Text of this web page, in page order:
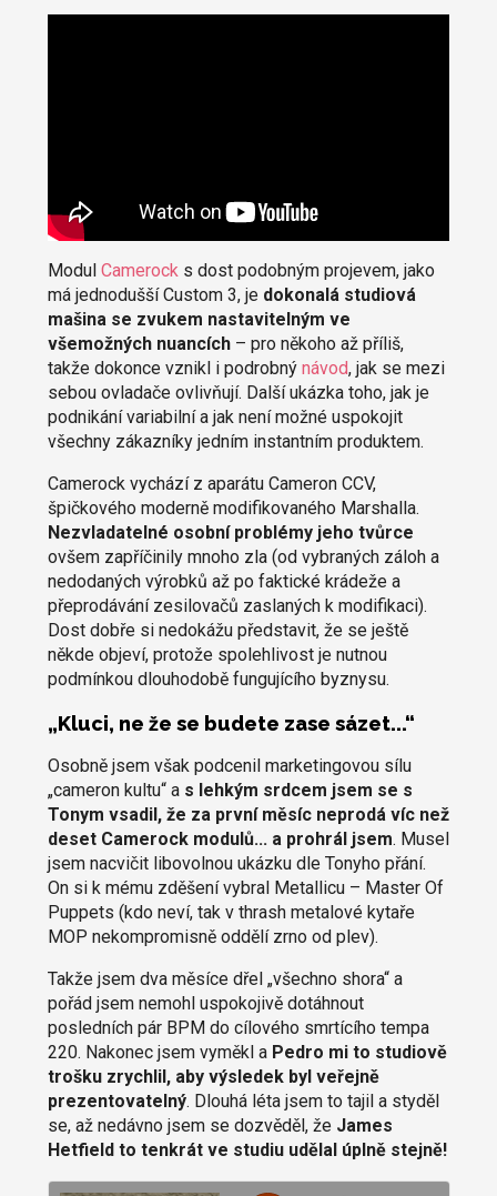
Modul Camerocks dost podobným projevem, jako
má jednodušší Custom 3, je dokonalá studiová
mašina se zvukem nastavitelným ve
všemožných nuancích– pro někoho až příliš,
takže dokonce vznikl i podrobný návod, jak se mezi
sebou ovladače ovlivňují. Další ukázka toho, jak je
podnikání variabilní a jak není možné uspokojit
všechny zákazníky jedním instantním produktem.
Camerock vychází z aparátu Cameron CCV,
špičkového moderně modifikovaného Marshalla.
Nezvladatelné osobní problémy jeho tvůrce
ovšem zapříčinily mnoho zla (od vybraných záloh a
nedodaných výrobků až po faktické krádeže a
přeprodávání zesilovačů zaslaných k modifikaci).
Dost dobře si nedokážu představit, že se ještě
někde objeví, protože spolehlivost je nutnou
podmínkou dlouhodobě fungujícího byznysu.
„Kluci, ne že se budete zase sázet...“
Osobně jsem však podcenil marketingovou sílu
„cameron kultu“ a s lehkým srdcem jsem se s
Tonym vsadil, že za první měsíc neprodá víc než
deset Camerock modulů... a prohrál jsem. Musel
jsem nacvičit libovolnou ukázku dle Tonyho přání.
On si k mému zděšení vybral Metallicu – Master Of
Puppets (kdo neví, tak v thrash metalové kytaře
MOP nekompromisně oddělí zrno od plev).
Takže jsem dva měsíce dřel „všechno shora“ a
pořád jsem nemohl uspokojivě dotáhnout
posledních pár BPM do cílového smrtícího tempa
220. Nakonec jsem vyměkl a Pedro mi to studiově
trošku zrychlil, aby výsledek byl veřejně
prezentovatelný. Dlouhá léta jsem to tajil a styděl
se, až nedávno jsem se dozvěděl, že James
Hetfield to tenkrát ve studiu udělal úplně stejně!